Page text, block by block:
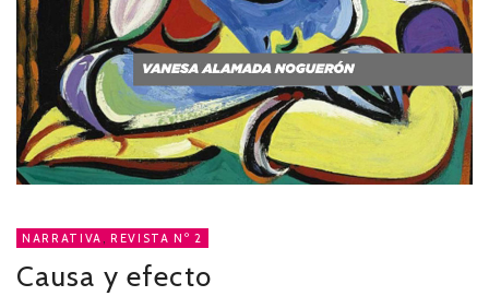
NARRATIVA ,REVISTA Nº 2
Causa y efecto